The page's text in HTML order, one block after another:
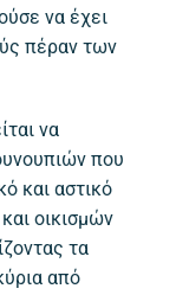
να έχει
πέραν των
να
που
και αστικό
οικισμών
τα
από